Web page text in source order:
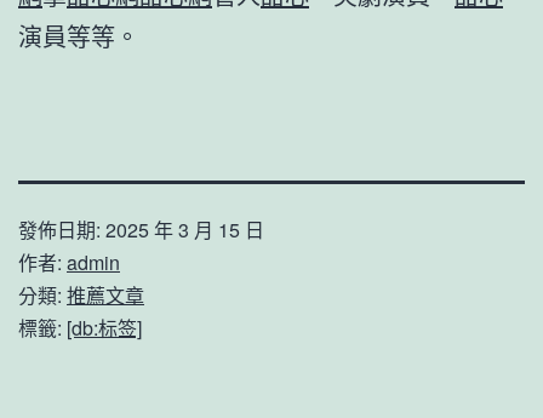
演員等等。
發佈日期: 2025 年 3 月 15 日
作者: admin
分類: 推薦文章
標籤: [db:标签]